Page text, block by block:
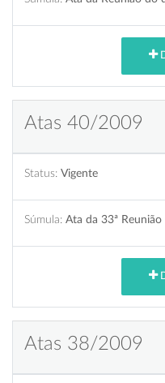
Atas 40/2009
Status: Vigente
Súmula: Ata da 33ª
Atas 38/2009